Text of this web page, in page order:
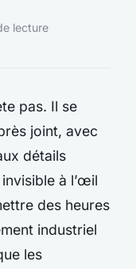
lecture
pas. Il se
joint, avec
détails
à l’œil
des heures
industriel
les